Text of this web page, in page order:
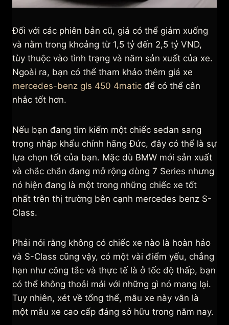
Đối với các phiên bản cũ, giá có thể giảm xuống
và nằm trong khoảng từ 1,5 tỷ đến 2,5 tỷ VND,
tùy thuộc vào tình trạng và năm sản xuất của xe.
Ngoài ra, bạn có thể tham khảo thêm giá xe
mercedes-benz gls 450 4matic để có thể cân
nhắc tốt hơn.
Nếu bạn đang tìm kiếm một chiếc sedan sang
trọng nhập khẩu chính hãng Đức, đây có thể là sự
lựa chọn tốt của bạn. Mặc dù BMW mới sản xuất
và chắc chắn đang mở rộng dòng 7 Series nhưng
nó hiện đang là một trong những chiếc xe tốt
nhất trên thị trường bên cạnh mercedes benz S-
Class.
Phải nói rằng không có chiếc xe nào là hoàn hảo
và S-Class cũng vậy, có một vài điểm yếu, chẳng
hạn như công tắc và thực tế là ở tốc độ thấp, bạn
có thể không thoải mái với những gì nó mang lại.
Tuy nhiên, xét về tổng thể, mẫu xe này vẫn là
một mẫu xe cao cấp đáng sở hữu trong năm nay.